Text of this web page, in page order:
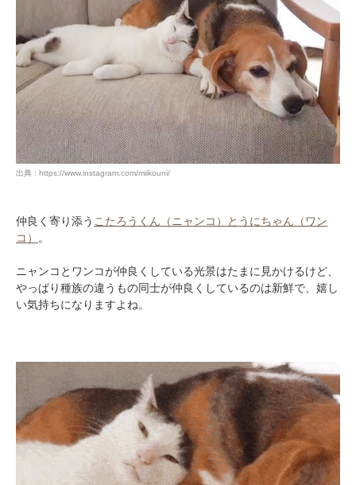
出典 : https://www.instagram.com/miikouni/
仲良く寄り添う こたろうくん（ニャンコ）とうにちゃん（ワン
コ）
。
ニャンコとワンコが仲良くしている光景はたまに見かけるけど、
やっぱり種族の違うもの同士が仲良くしているのは新鮮で、嬉し
い気持ちになりますよね。